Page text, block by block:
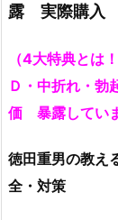
露 実際購入
（4大特典とは
Ｄ・中折れ・
価 暴露してい
徳田重男の教え
全・対策